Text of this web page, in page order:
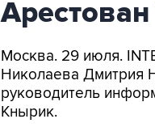
Москва. 29 июля.
Николаева Дмитрия
руководитель
Кнырик.